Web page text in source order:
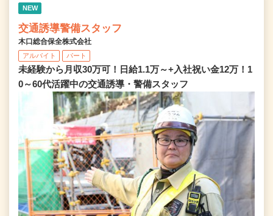
NEW
交通誘導警備スタッフ
木口総合保全株式会社
アルバイト パート
未経験から月収30万可！日給1.1万～+入社祝い金12万！1
0～60代活躍中の交通誘導・警備スタッフ